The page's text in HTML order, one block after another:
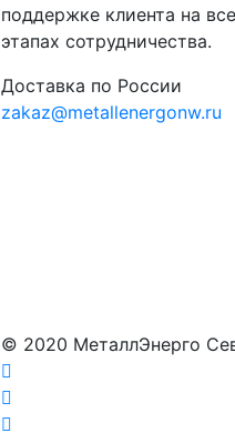
поддержке клиента на
этапах сотрудничества.
Доставка по России
zakaz@metallenergonw.ru
© 2020 МеталлЭнерго